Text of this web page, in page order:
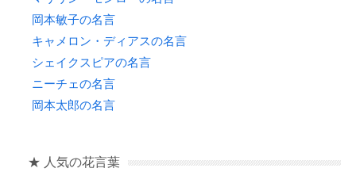
岡本敏子の名言
キャメロン・ディアスの名言
シェイクスピアの名言
ニーチェの名言
岡本太郎の名言
★ 人気の花言葉